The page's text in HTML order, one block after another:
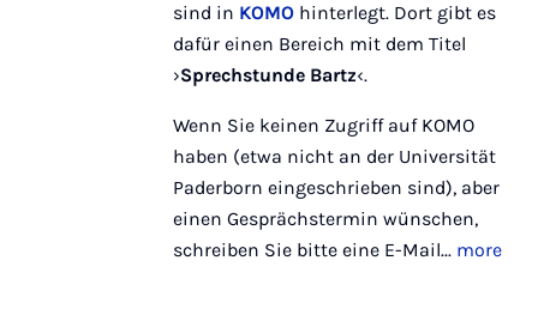
sind in KOMO hinterlegt. Dort gibt es
dafür einen Bereich mit dem Titel
›Sprechstunde Bartz‹.
Wenn Sie keinen Zugriff auf KOMO
haben (etwa nicht an der Universität
Paderborn eingeschrieben sind), aber
einen Gesprächstermin wünschen,
schreiben Sie bitte eine E-Mail... more